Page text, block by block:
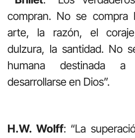
compran. No se compra
arte, la razón, el
dulzura, la santidad. No
humana destinada a
desarrollarse en Dios”.
H.W. Wolff: “La